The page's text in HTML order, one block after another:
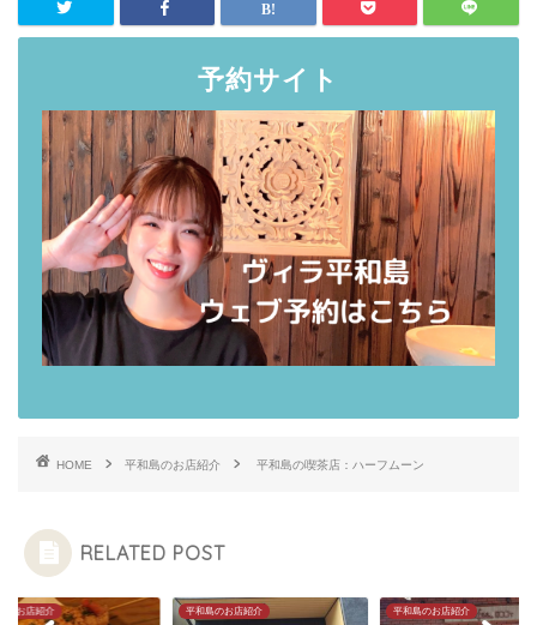
予約サイト
HOME 平和島のお店紹介 平和島の喫茶店：ハーフムーン
RELATED POST
のお店紹介 平和島のお店紹介 平和島のお店紹介